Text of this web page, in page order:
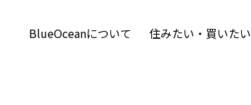
BlueOceanについて 住みたい・買いたい